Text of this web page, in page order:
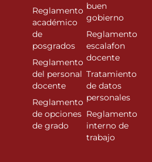
Reglamento
académico
de
posgrados
Reglamento
del personal
docente
Reglamento
de opciones
de grado
buen
gobierno
Reglamento
escalafon
docente
Tratamiento
de datos
personales
Reglamento
interno de
trabajo